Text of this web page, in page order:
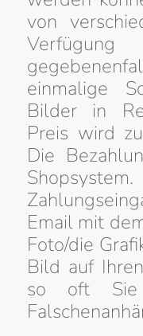
von
einmalige
Bilder in
Preis wird
Die
Email mit
Foto/die
Bild auf
so oft Sie